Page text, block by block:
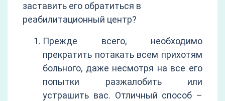
заставить его обратиться в
реабилитационный центр?
Прежде всего, необходимо
прекратить потакать всем прихотям
больного, даже несмотря на все его
попытки разжалобить или
устрашить вас. Отличный способ –